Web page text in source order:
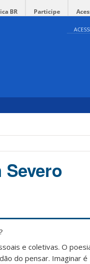
BR Participe
e coletivas. O
do pensar. Imaginar é